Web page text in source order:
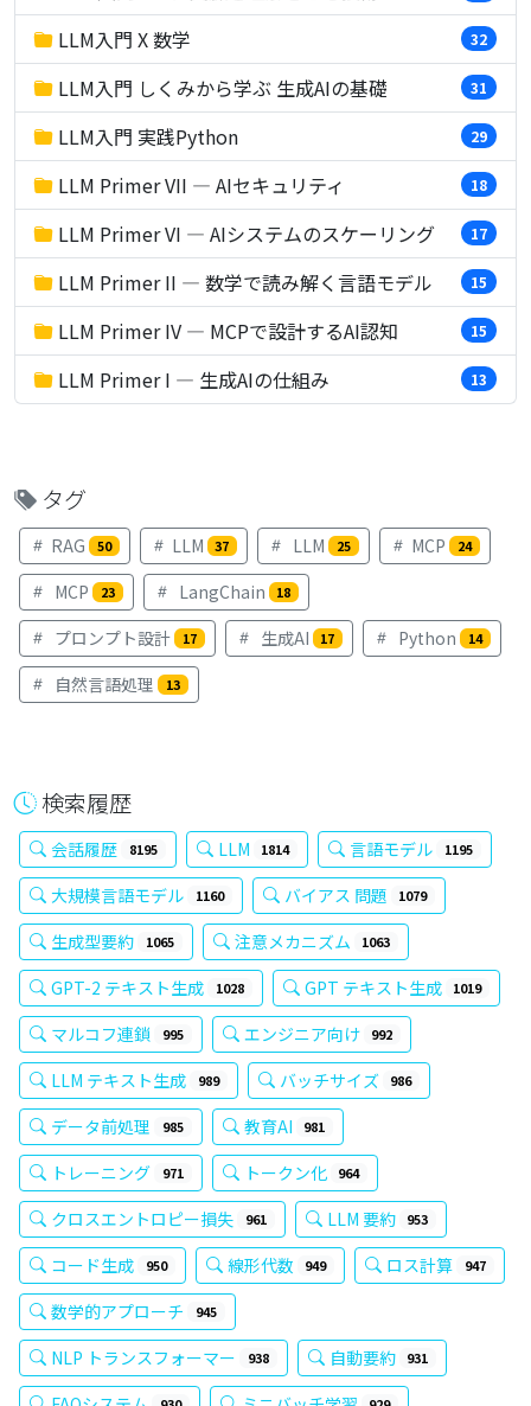
LLM入門 X 数学 32
LLM入門 しくみから学ぶ 生成AIの基礎 31
LLM入門 実践Python 29
LLM Primer VII — AIセキュリティ 18
LLM Primer VI — AIシステムのスケーリング 17
LLM Primer II — 数学で読み解く言語モデル 15
LLM Primer IV — MCPで設計するAI認知 15
LLM Primer I — 生成AIの仕組み 13
タグ
RAG 50 LLM 37 LLM 25 MCP 24
MCP 23 LangChain 18
プロンプト設計 17 生成AI 17 Python 14
自然言語処理 13
検索履歴
会話履歴 8195 LLM 1814 言語モデル 1195
大規模言語モデル 1160 バイアス 問題 1079
生成型要約 1065 注意メカニズム 1063
GPT-2 テキスト生成 1028 GPT テキスト生成 1019
マルコフ連鎖 995 エンジニア向け 992
LLM テキスト生成 989 バッチサイズ 986
データ前処理 985 教育AI 981
トレーニング 971 トークン化 964
クロスエントロピー損失 961 LLM 要約 953
コード生成 950 線形代数 949 ロス計算 947
数学的アプローチ 945
NLP トランスフォーマー 938 自動要約 931